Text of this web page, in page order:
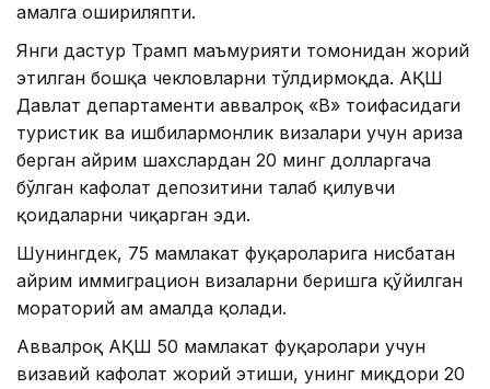
амалга ошириляпти.
Янги дастур Трамп маъмурияти томонидан жорий
этилган бошқа чекловларни тўлдирмоқда. АҚШ
Давлат департаменти аввалроқ «B» тоифасидаги
туристик ва ишбилармонлик визалари учун ариза
берган айрим шахслардан 20 минг долларгача
бўлган кафолат депозитини талаб қилувчи
қоидаларни чиқарган эди.
Шунингдек, 75 мамлакат фуқароларига нисбатан
айрим иммиграцион визаларни беришга қўйилган
мораторий ҳам амалда қолади.
Аввалроқ АҚШ 50 мамлакат фуқаролари учун
визавий кафолат жорий этиши, унинг миқдори 20